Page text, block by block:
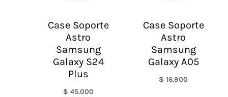
Case Soporte
Astro
Samsung
Galaxy S24
Plus
$ 45.000
Case Soporte
Astro
Samsung
Galaxy A05
$ 16.900